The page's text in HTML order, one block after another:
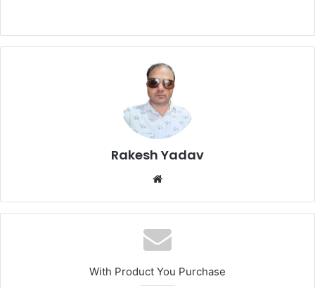
Rakesh Yadav
b
s
i
e
With Product You Purchase